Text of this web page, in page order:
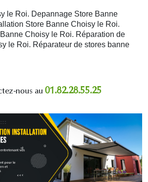
le Roi. Depannage Store Banne
Store Banne Choisy le Roi.
Choisy le Roi. Réparation de
le Roi. Réparateur de stores banne
nous au 01.82.28.55.25